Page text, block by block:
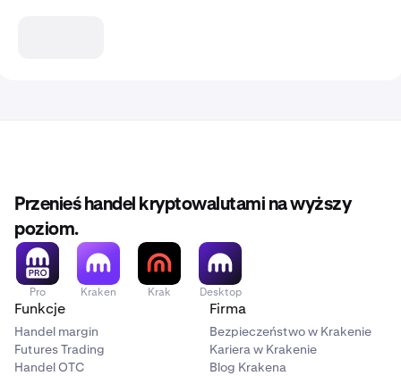
Przenieś handel kryptowalutami na wyższy
poziom.
Pro Kraken Krak Desktop
Funkcje
Handel margin
Futures Trading
Handel OTC
Firma
Bezpieczeństwo w Krakenie
Kariera w Krakenie
Blog Krakena